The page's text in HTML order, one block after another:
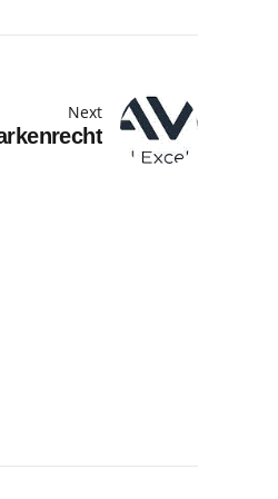
Next